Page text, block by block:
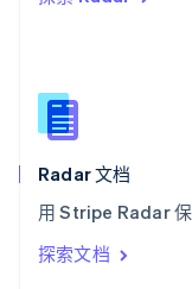
Radar 文档
用 Stripe Radar
探索文档
新西兰
English
匈牙利
English
ItalianoEnglish
印度
English